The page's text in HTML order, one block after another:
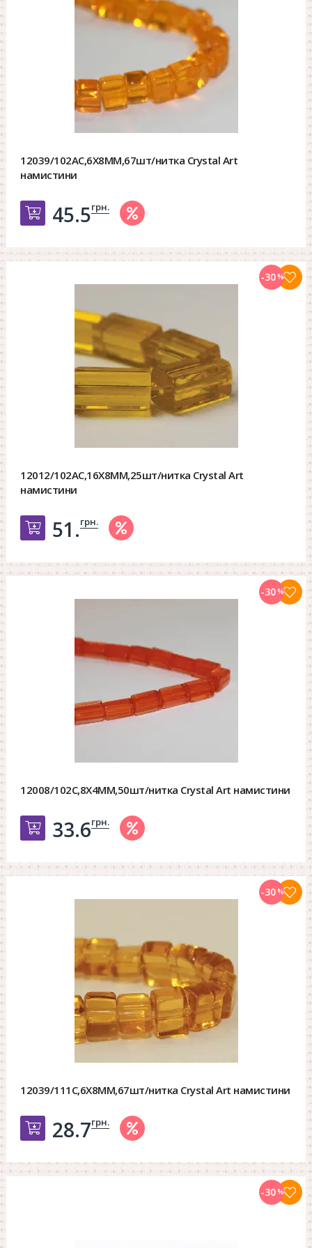
12039/102AC,6X8MM,67шт/нитка Crystal Art
намистини
Добавить в корзину
45.5грн.
12012/102AC,16X8MM,25шт/нитка Crystal Art
намистини
Добавить в корзину
51.грн.
-30%
12008/102C,8X4MM,50шт/нитка Crystal Art намистини
Добавить в корзину
33.6грн.
-30%
12039/111C,6X8MM,67шт/нитка Crystal Art намистини
Добавить в корзину
28.7грн.
-30%
-30%